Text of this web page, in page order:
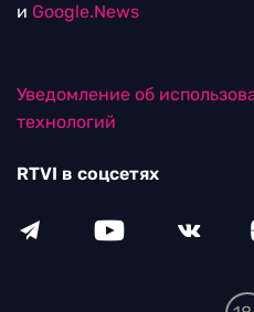
и Google.News
Уведомление об
технологий
RTVI в соцсетях